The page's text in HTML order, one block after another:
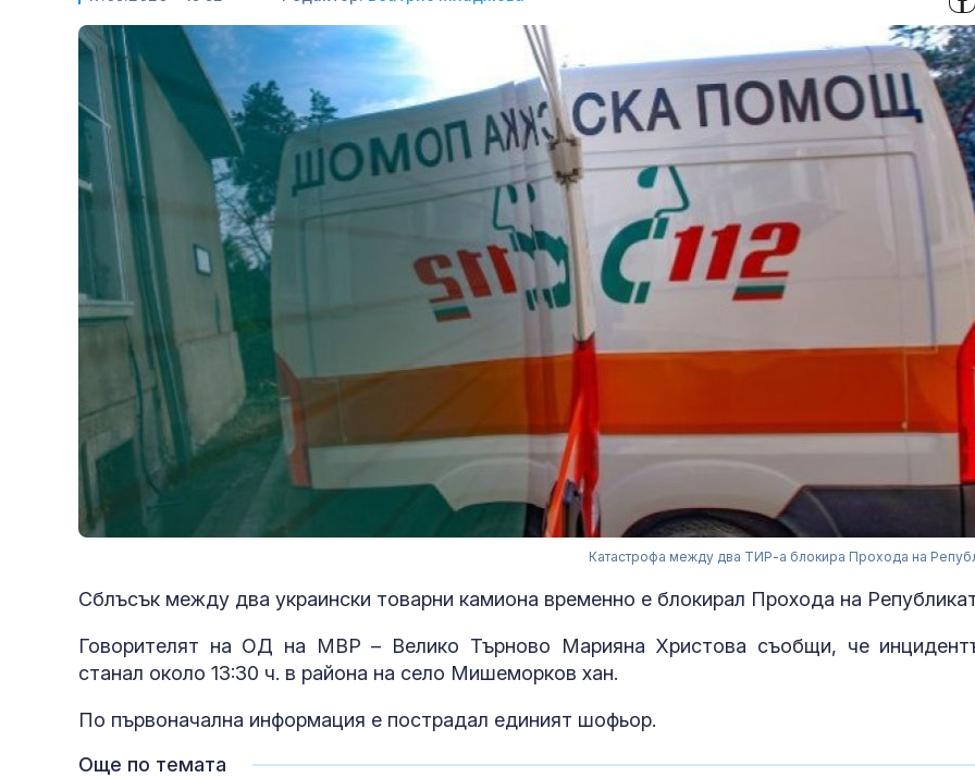
Катастрофа между два ТИР-а блокира Прохода на
Сблъсък между два украински товарни камиона временно е блокирал Прохода на
Говорителят на ОД на МВР – Велико Търново Марияна Христова съобщи, че
станал около 13:30 ч. в района на село Мишеморков хан.
По първоначална информация е пострадал единият шофьор.
Още по темата